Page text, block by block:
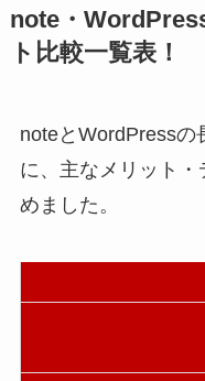
note・
ト比較一覧表！
noteとWordPressの
に、主なメリット・
めました。